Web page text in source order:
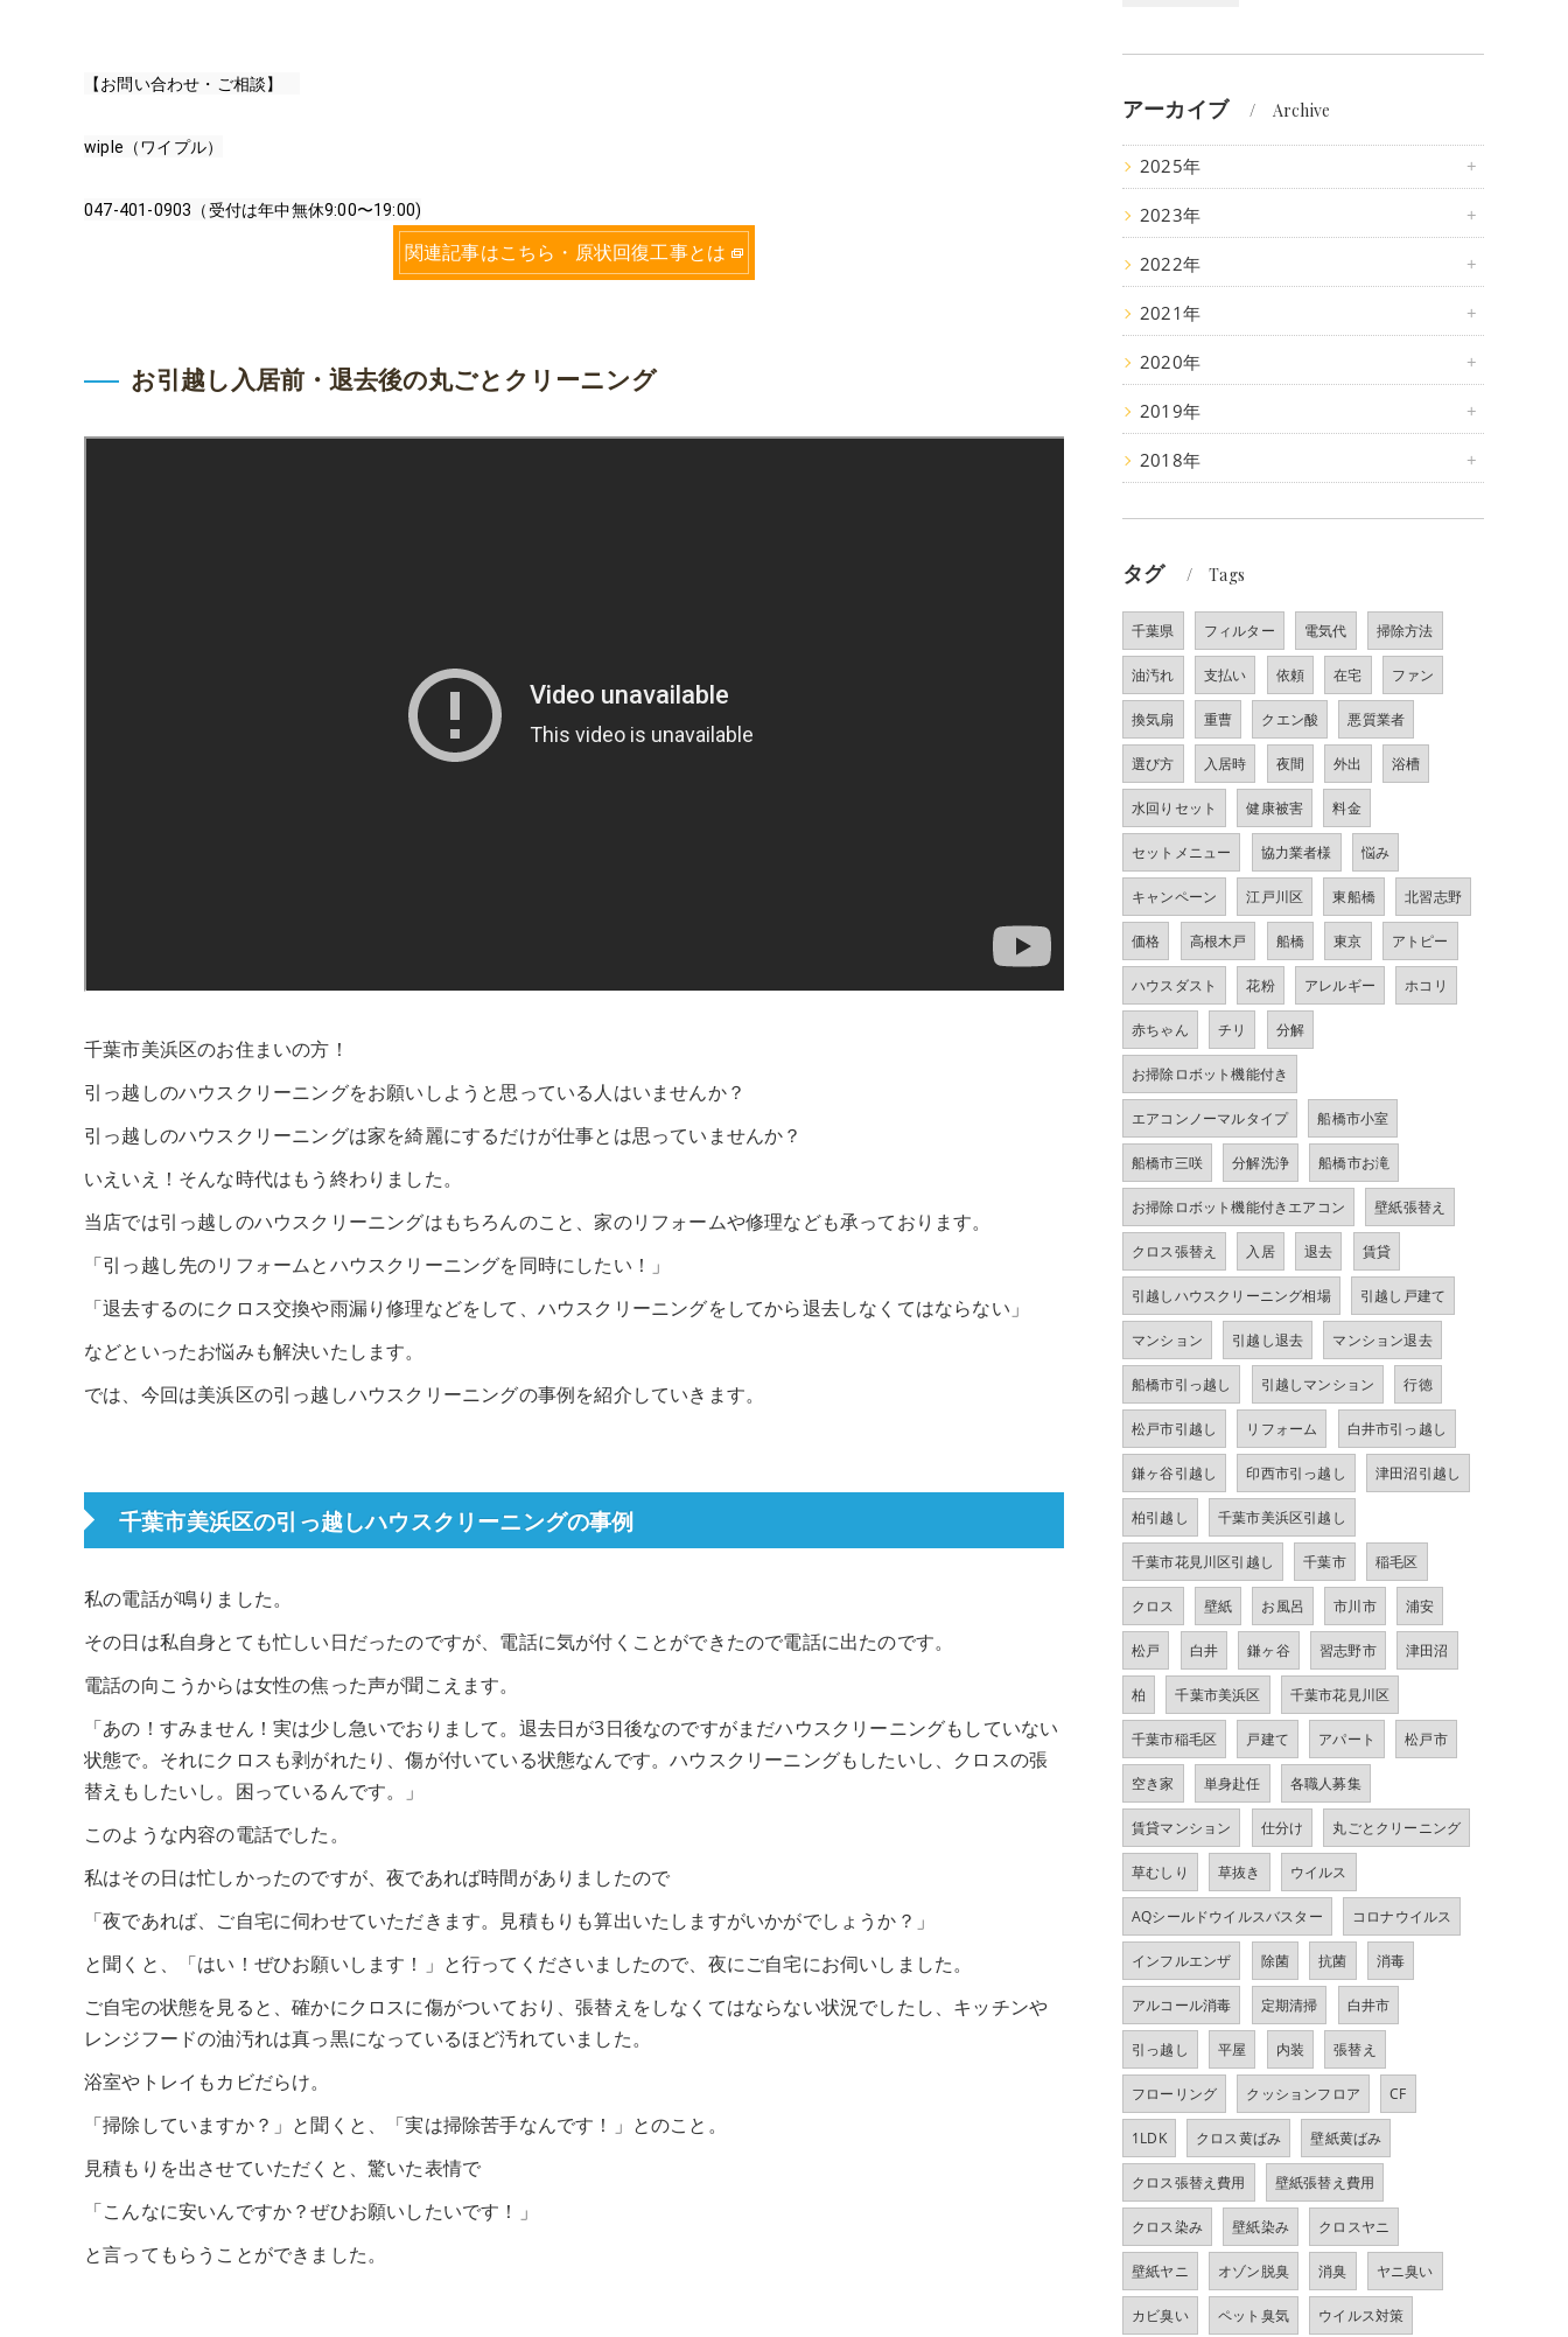
【お問い合わせ・ご相談】
wiple（ワイプル）
047-401-0903（受付は年中無休9:00〜19:00)
関連記事はこちら・原状回復工事とは
お引越し入居前・退去後の丸ごとクリーニング
千葉市美浜区のお住まいの方！
引っ越しのハウスクリーニングをお願いしようと思っている人はいませんか？
引っ越しのハウスクリーニングは家を綺麗にするだけが仕事とは思っていませんか？
いえいえ！そんな時代はもう終わりました。
当店では引っ越しのハウスクリーニングはもちろんのこと、家のリフォームや修理なども承っております。
「引っ越し先のリフォームとハウスクリーニングを同時にしたい！」
「退去するのにクロス交換や雨漏り修理などをして、ハウスクリーニングをしてから退去しなくてはならない」
などといったお悩みも解決いたします。
では、今回は美浜区の引っ越しハウスクリーニングの事例を紹介していきます。
千葉市美浜区の引っ越しハウスクリーニングの事例
私の電話が鳴りました。
その日は私自身とても忙しい日だったのですが、電話に気が付くことができたので電話に出たのです。
電話の向こうからは女性の焦った声が聞こえます。
「あの！すみません！実は少し急いでおりまして。退去日が3日後なのですがまだハウスクリーニングもしていない
状態で。それにクロスも剥がれたり、傷が付いている状態なんです。ハウスクリーニングもしたいし、クロスの張
替えもしたいし。困っているんです。」
このような内容の電話でした。
私はその日は忙しかったのですが、夜であれば時間がありましたので
「夜であれば、ご自宅に伺わせていただきます。見積もりも算出いたしますがいかがでしょうか？」
と聞くと、「はい！ぜひお願いします！」と行ってくださいましたので、夜にご自宅にお伺いしました。
ご自宅の状態を見ると、確かにクロスに傷がついており、張替えをしなくてはならない状況でしたし、キッチンや
レンジフードの油汚れは真っ黒になっているほど汚れていました。
浴室やトレイもカビだらけ。
「掃除していますか？」と聞くと、「実は掃除苦手なんです！」とのこと。
見積もりを出させていただくと、驚いた表情で
「こんなに安いんですか？ぜひお願いしたいです！」
と言ってもらうことができました。
アーカイブ Archive
2025年
2023年
2022年
2021年
2020年
2019年
2018年
タグ Tags
千葉県 フィルター 電気代 掃除方法
油汚れ 支払い 依頼 在宅 ファン
換気扇 重曹 クエン酸 悪質業者
選び方 入居時 夜間 外出 浴槽
水回りセット 健康被害 料金
セットメニュー 協力業者様 悩み
キャンペーン 江戸川区 東船橋 北習志野
価格 高根木戸 船橋 東京 アトピー
ハウスダスト 花粉 アレルギー ホコリ
赤ちゃん チリ 分解
お掃除ロボット機能付き
エアコンノーマルタイプ 船橋市小室
船橋市三咲 分解洗浄 船橋市お滝
お掃除ロボット機能付きエアコン 壁紙張替え
クロス張替え 入居 退去 賃貸
引越しハウスクリーニング相場 引越し戸建て
マンション 引越し退去 マンション退去
船橋市引っ越し 引越しマンション 行徳
松戸市引越し リフォーム 白井市引っ越し
鎌ヶ谷引越し 印西市引っ越し 津田沼引越し
柏引越し 千葉市美浜区引越し
千葉市花見川区引越し 千葉市 稲毛区
クロス 壁紙 お風呂 市川市 浦安
松戸 白井 鎌ヶ谷 習志野市 津田沼
柏 千葉市美浜区 千葉市花見川区
千葉市稲毛区 戸建て アパート 松戸市
空き家 単身赴任 各職人募集
賃貸マンション 仕分け 丸ごとクリーニング
草むしり 草抜き ウイルス
AQシールドウイルスバスター コロナウイルス
インフルエンザ 除菌 抗菌 消毒
アルコール消毒 定期清掃 白井市
引っ越し 平屋 内装 張替え
フローリング クッションフロア CF
1LDK クロス黄ばみ 壁紙黄ばみ
クロス張替え費用 壁紙張替え費用
クロス染み 壁紙染み クロスヤニ
壁紙ヤニ オゾン脱臭 消臭 ヤニ臭い
カビ臭い ペット臭気 ウイルス対策